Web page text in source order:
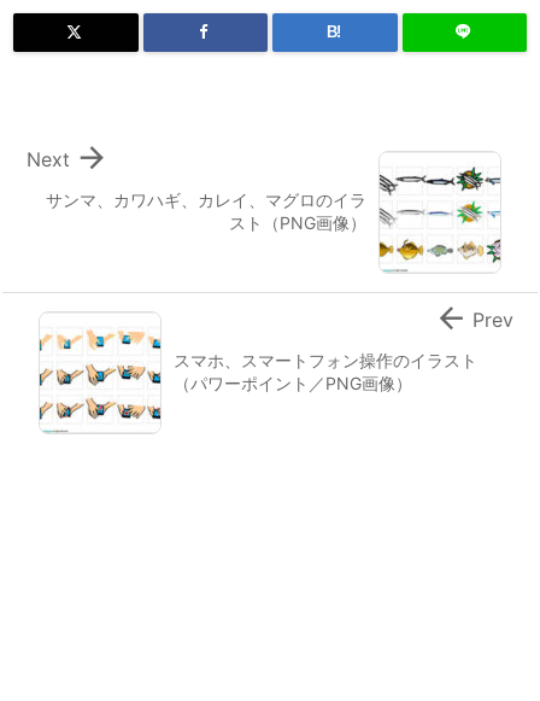
B!
サンマ、カワハギ、カレイ、マグロのイラ
スト（PNG画像）

Next
スマホ、スマートフォン操作のイラスト
（パワーポイント／PNG画像）
 Prev